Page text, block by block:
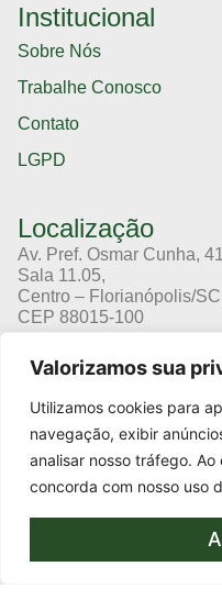
Valorizamos sua
Utilizamos cookies para
navegação, exibir
analisar nosso tráfego. Ao
concorda com nosso uso
Institucional
Sobre Nós
Trabalhe Conosco
Contato
LGPD
Localização
Av. Pref. Osmar Cunha,
Sala 11.05,
Centro – Florianópolis/
CEP 88015-100
(11) 94191-8666
Cursos